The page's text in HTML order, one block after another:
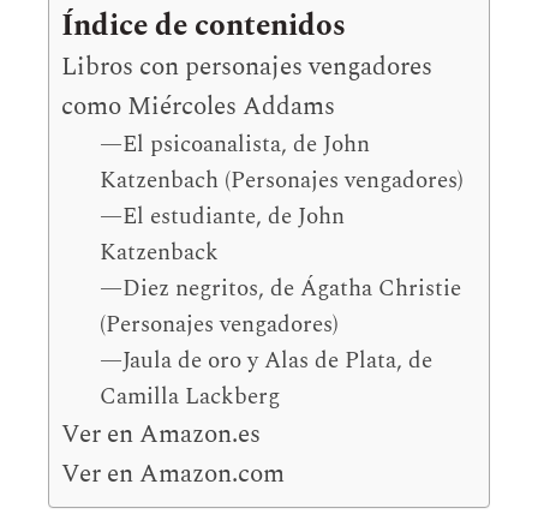
Índice de contenidos
Libros con personajes vengadores
como Miércoles Addams
—El psicoanalista, de John
Katzenbach (Personajes vengadores)
—El estudiante, de John
Katzenback
—Diez negritos, de Ágatha Christie
(Personajes vengadores)
—Jaula de oro y Alas de Plata, de
Camilla Lackberg
Ver en Amazon.es
Ver en Amazon.com